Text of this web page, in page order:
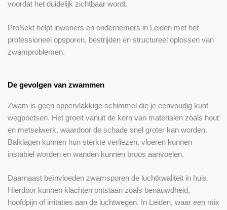
voordat het duidelijk zichtbaar wordt.
ProSekt helpt inwoners en ondernemers in Leiden met het
professioneel opsporen, bestrijden en structureel oplossen van
zwamproblemen.
De gevolgen van zwammen
Zwam is geen oppervlakkige schimmel die je eenvoudig kunt
wegpoetsen. Het groeit vanuit de kern van materialen zoals hout
en metselwerk, waardoor de schade snel groter kan worden.
Balklagen kunnen hun sterkte verliezen, vloeren kunnen
instabiel worden en wanden kunnen broos aanvoelen.
Daarnaast beïnvloeden zwamsporen de luchtkwaliteit in huis.
Hierdoor kunnen klachten ontstaan zoals benauwdheid,
hoofdpijn of irritaties aan de luchtwegen. In Leiden, waar een mix